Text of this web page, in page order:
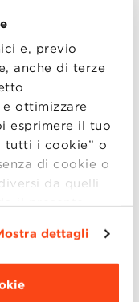
e, previo
anche di terze
ottimizzare
esprimere il tuo
tutti i cookie” o
di cookie o
da quelli
il presente
”. Per
e
parti e i cookie
dettagli
cui
in un
I leader
e dove
geograficamente
i loro
Uniti, in Asia o
in generale?
le
geopolitico